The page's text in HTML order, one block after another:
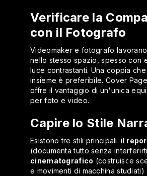
Verificare la
con il Fotografo
Videomaker e fotografo
nello stesso spazio, spesso con
luce contrastanti. Una coppia
insieme è preferibile. Cover
offre il vantaggio di un'unica
per foto e video.
Capire lo Stile
Esistono tre stili principali: il
(documenta tutto senza
cinematografico (costruisce
e movimenti di macchina studiati)